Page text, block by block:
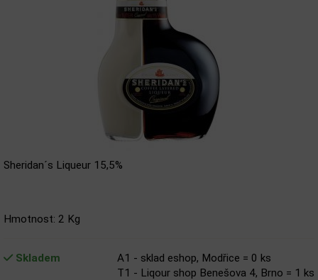
Sheridan´s Liqueur 15,5%
Hmotnost: 2 Kg
Skladem
A1 - sklad eshop, Modřice = 0 ks
T1 - Liqour shop Benešova 4, Brno = 1 ks